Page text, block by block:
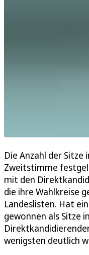
Die Anzahl der
Zweitstimme
mit den
die ihre Wahlkreise
Landeslisten. Hat
gewonnen als Sitze
wenigsten deutlich